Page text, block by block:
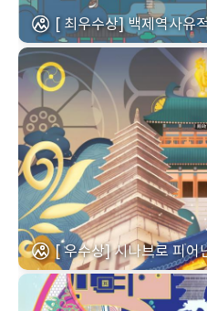
[ 최우수상] 백제역사유
[ 우수상] 시나브로 피어